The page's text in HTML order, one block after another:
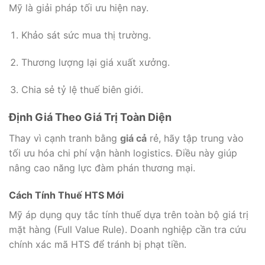
Mỹ là giải pháp tối ưu hiện nay.
Khảo sát sức mua thị trường.
Thương lượng lại giá xuất xưởng.
Chia sẻ tỷ lệ thuế biên giới.
Định Giá Theo Giá Trị Toàn Diện
Thay vì cạnh tranh bằng giá cả rẻ, hãy tập trung vào
tối ưu hóa chi phí vận hành logistics. Điều này giúp
nâng cao năng lực đàm phán thương mại.
Cách Tính Thuế HTS Mới
Mỹ áp dụng quy tắc tính thuế dựa trên toàn bộ giá trị
mặt hàng (Full Value Rule). Doanh nghiệp cần tra cứu
chính xác mã HTS để tránh bị phạt tiền.